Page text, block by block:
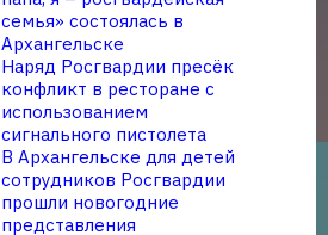
семья» состоялась в
Архангельске
Наряд Росгвардии пресёк
конфликт в ресторане с
использованием
сигнального пистолета
В Архангельске для детей
сотрудников Росгвардии
прошли новогодние
представления